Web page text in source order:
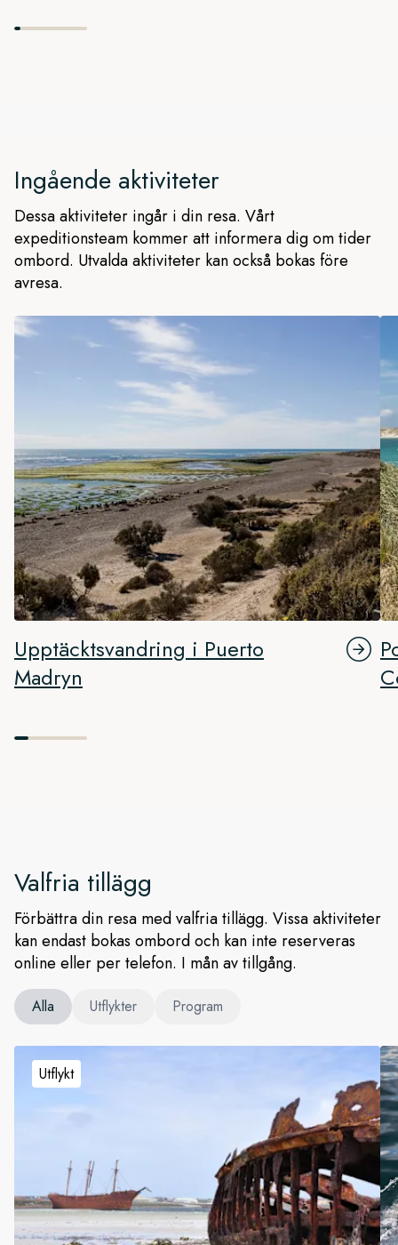
Ingående aktiviteter
Dessa aktiviteter ingår i din resa. Vårt
expeditionsteam kommer att informera dig om tider
ombord. Utvalda aktiviteter kan också bokas före
avresa.
Upptäcktsvandring i Puerto
Madryn
Valfria tillägg
Förbättra din resa med valfria tillägg. Vissa aktiviteter
kan endast bokas ombord och kan inte reserveras
online eller per telefon. I mån av tillgång.
Alla Utflykter Program
Utflykt